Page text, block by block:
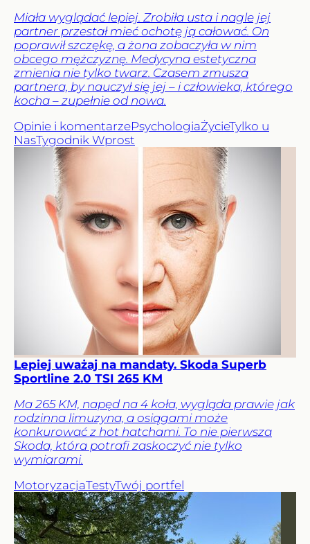
Miała wyglądać lepiej. Zrobiła usta i nagle jej
partner przestał mieć ochotę ją całować. On
poprawił szczękę, a żona zobaczyła w nim
obcego mężczyznę. Medycyna estetyczna
zmienia nie tylko twarz. Czasem zmusza
partnera, by nauczył się jej – i człowieka, którego
kocha – zupełnie od nowa.
Opinie i komentarzePsychologiaŻycieTylko u
NasTygodnik Wprost
Lepiej uważaj na mandaty. Skoda Superb
Sportline 2.0 TSI 265 KM
Ma 265 KM, napęd na 4 koła, wygląda prawie jak
rodzinna limuzyna, a osiągami może
konkurować z hot hatchami. To nie pierwsza
Skoda, która potrafi zaskoczyć nie tylko
wymiarami.
MotoryzacjaTestyTwój portfel